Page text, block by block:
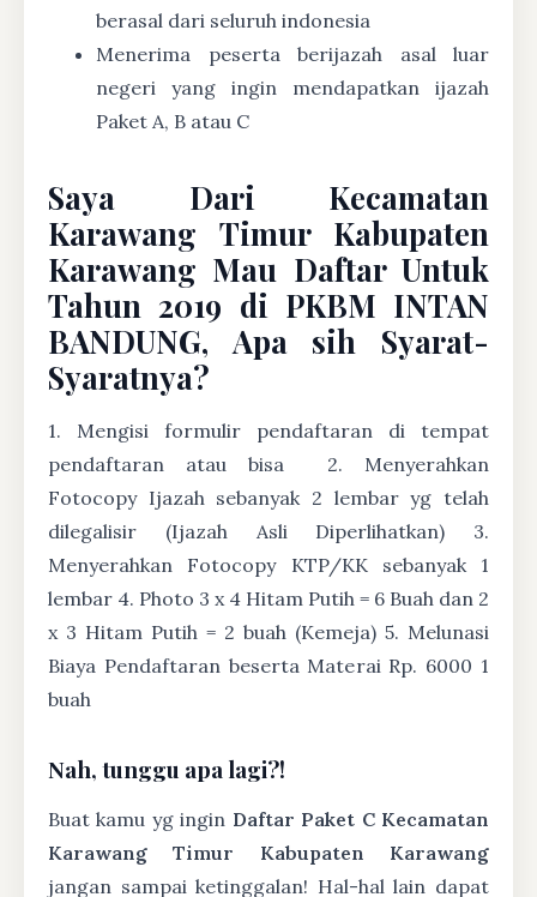
berasal dari seluruh indonesia
Menerima peserta berijazah asal luar
negeri yang ingin mendapatkan ijazah
Paket A, B atau C
Saya Dari Kecamatan
Karawang Timur Kabupaten
Karawang Mau Daftar Untuk
Tahun 2019 di PKBM INTAN
BANDUNG, Apa sih Syarat-
Syaratnya?
1. Mengisi formulir pendaftaran di tempat
pendaftaran atau bisa
2. Menyerahkan
Fotocopy Ijazah sebanyak 2 lembar yg telah
dilegalisir (Ijazah Asli Diperlihatkan) 3.
Menyerahkan Fotocopy KTP/KK sebanyak 1
lembar 4. Photo 3 x 4 Hitam Putih = 6 Buah dan 2
x 3 Hitam Putih = 2 buah (Kemeja) 5. Melunasi
Biaya Pendaftaran beserta Materai Rp. 6000 1
buah
Nah, tunggu apa lagi?!
Buat kamu yg ingin Daftar Paket C Kecamatan
Karawang Timur Kabupaten Karawang
jangan sampai ketinggalan! Hal-hal lain dapat